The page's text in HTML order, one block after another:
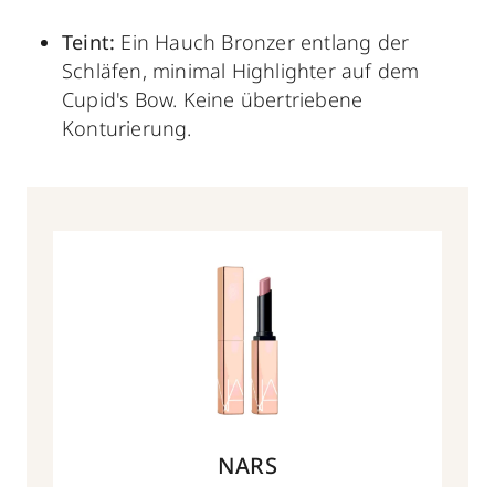
Teint: Ein Hauch Bronzerentlang der
Schläfen, minimal Highlighter auf dem
Cupid's Bow. Keine übertriebene
Konturierung.
NARS